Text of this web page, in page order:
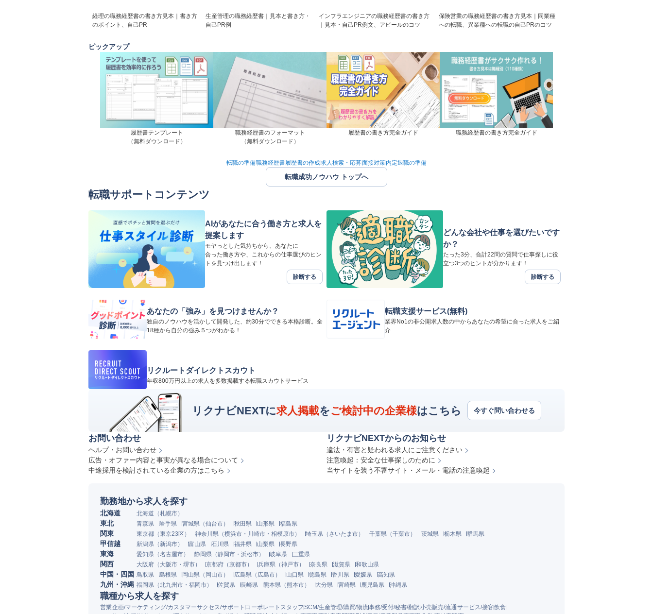
経理の職務経歴書の書き方見本｜書き方
のポイント、自己PR
生産管理の職務経歴書｜見本と書き方・
自己PR例
インフラエンジニアの職務経歴書の書き方
｜見本・自己PR例文、アピールのコツ
保険営業の職務経歴書の書き方見本｜同業種
への転職、異業種への転職の自己PRのコツ
ピックアップ
履歴書テンプレート
（無料ダウンロード）
職務経歴書のフォーマット
（無料ダウンロード）
履歴書の書き方完全ガイド 職務経歴書の書き方完全ガイド
転職の準備職務経歴書履歴書の作成求人検索・応募面接対策内定退職の準備
転職成功ノウハウ トップへ
転職サポートコンテンツ
AIがあなたに合う働き方と求人を
提案します
モヤっとした気持ちから、あなたに
合った働き方や、これからの仕事選びのヒン
トを見つけ出します！
診断する
どんな会社や仕事を選びたいです
か？
たった3分、合計22問の質問で仕事探しに役
立つ3つのヒントが分かります！
診断する
あなたの「強み」を見つけませんか？
独自のノウハウを活かして開発した、約30分でできる本格診断。全
18種から自分の強み５つがわかる！
転職支援サービス(無料)
業界No1の非公開求人数の中からあなたの希望に合った求人をご紹
介
リクルートダイレクトスカウト
年収800万円以上の求人を多数掲載する転職スカウトサービス
リクナビNEXTに求人掲載をご検討中の企業様はこちら 今すぐ問い合わせる
お問い合わせ
ヘルプ・お問い合わせ
広告・オファー内容と事実が異なる場合について
中途採用を検討されている企業の方はこちら
リクナビNEXTからのお知らせ
違法・有害と疑われる求人にご注意ください
注意喚起：安全な仕事探しのために
当サイトを装う不審サイト・メール・電話の注意喚起
勤務地から求人を探す
北海道 北海道 （札幌市）
東北 青森県 岩手県 宮城県 （仙台市） 秋田県 山形県 福島県
関東 東京都 （東京23区 ） 神奈川県 （横浜市 ・ 川崎市 ・ 相模原市） 埼玉県 （ さいたま市） 千葉県 （千葉市） 茨城県 栃木県 群馬県
甲信越 新潟県 （ 新潟市） 富山県 石川県 福井県 山梨県 長野県
東海 愛知県 （名古屋市） 静岡県 （静岡市 ・ 浜松市） 岐阜県 三重県
関西 大阪府 （ 大阪市 ・ 堺市） 京都府 （京都市） 兵庫県 （神戸市） 奈良県 滋賀県 和歌山県
中国・四国 鳥取県 島根県 岡山県 （ 岡山市） 広島県 （ 広島市） 山口県 徳島県 香川県 愛媛県 高知県
九州・沖縄 福岡県 （北九州市 ・ 福岡市） 佐賀県 長崎県 熊本県 （熊本市） 大分県 宮崎県 鹿児島県 沖縄県
職種から求人を探す
営業企画/マーケティング/カスタマーサクセス/サポート コーポレートスタッフSCM/生産管理/購買/物流事務/受付/秘書/翻訳小売販売/流通サービス/接客飲食